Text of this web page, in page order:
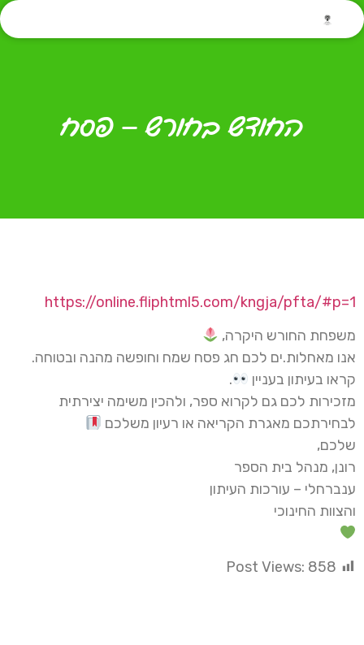
החודש בחורש – פסח
https://online.fliphtml5.com/kngja/pfta/#p=1
משפחת החורש היקרה,
אנו מאחלות.ים לכם חג פסח שמח וחופשה מהנה ובטוחה.
קראו בעיתון בעניין
.
מזכירות לכם גם לקרוא ספר, ולהכין משימה יצירתית
לבחירתכם מאגרת הקריאה או רעיון משלכם
שלכם,
רונן, מנהל בית הספר
ענברחלי – עורכות העיתון
והצוות החינוכי
Post Views: 858